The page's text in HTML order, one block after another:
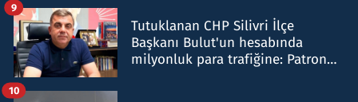
Tutuklanan CHP Silivri İlçe
Başkanı Bulut'un hesabında
milyonluk para trafiğine: Patron
9
10